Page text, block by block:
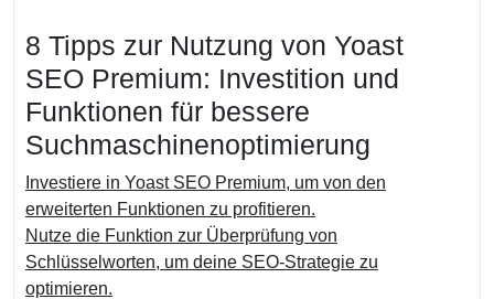
8 Tipps zur Nutzung von Yoast
SEO Premium: Investition und
Funktionen für bessere
Suchmaschinenoptimierung
Investiere in Yoast SEO Premium, um von den
erweiterten Funktionen zu profitieren.
Nutze die Funktion zur Überprüfung von
Schlüsselworten, um deine SEO-Strategie zu
optimieren.